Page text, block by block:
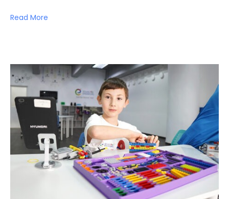
Read More